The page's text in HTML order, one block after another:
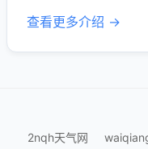
查看更多介绍 →
2nqh天气网